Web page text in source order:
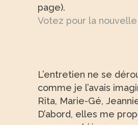
page).
Votez pour la nouvelle
L’entretien ne se
comme je l’avais
Rita, Marie-Gé,
D’abord, elles me